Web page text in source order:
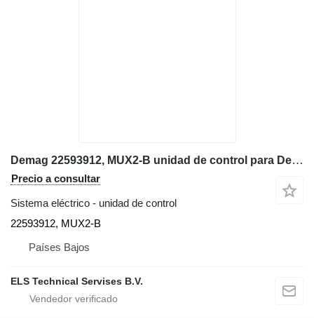
Demag 22593912, MUX2-B unidad de control para Demag AC40, AC60, A70, AC80, AC120, AC160, AC250, AC350, AC700, CH3160, CH3180, CC2500, TC2800 grúa móvil
Precio a consultar
Sistema eléctrico - unidad de control
22593912, MUX2-B
Países Bajos
ELS Technical Servises B.V.